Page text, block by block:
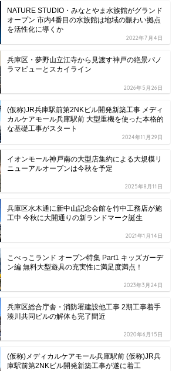
NATURE STUDIO・みなとやま水族館がグランド
オープン 市内4番目の水族館は地域の賑わい拠点
を活性化に導くか
2022年7月4日
兵庫区・夢野山立江寺から見渡す神戸の絶景パノ
ラマビューとスカイライン
2026年5月26日
(仮称)JR兵庫駅前第2NKビル開発新築工事 メディ
カルケアモール兵庫駅前 大型重機を使った本格的
な基礎工事がスタート
2024年11月29日
イオンモール神戸南の大型店集約による大規模リ
ニューアルオープンは今秋を予定
2025年8月11日
兵庫区水木通に新中山記念会館を竹中工務店が施
工中 今秋に大開通りの新ランドマーク誕生
2021年1月14日
こべっこランド オープン特集 Part1 キッズガーデ
ン編 無料大型遊具の充実性に満足度満点！
2023年3月24日
兵庫区総合庁舎・消防署建設他工事 2期工事着手
湊川共同ビルの解体も完了間近
2020年6月15日
(仮称)メディカルケアモール兵庫駅前 (仮称)JR兵
庫駅前第2NKビル開発新築工事が遂に着工